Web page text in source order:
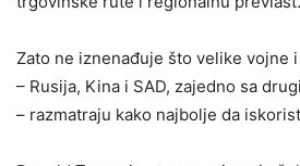
Zato ne iznenađuje što velike vojne
– Rusija, Kina i SAD, zajedno sa
– razmatraju kako najbolje da